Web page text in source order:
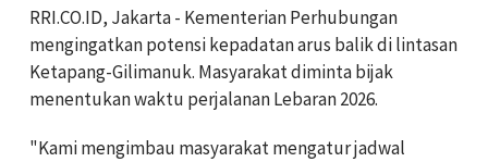
RRI.CO.ID, Jakarta - Kementerian Perhubungan
mengingatkan potensi kepadatan arus balik di lintasan
Ketapang-Gilimanuk. Masyarakat diminta bijak
menentukan waktu perjalanan Lebaran 2026.
"Kami mengimbau masyarakat mengatur jadwal